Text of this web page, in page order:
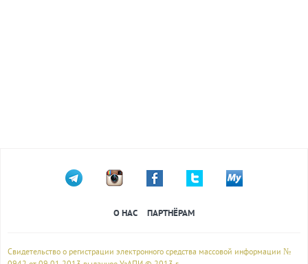
О НАС ПАРТНЁРАМ
Свидетельство о регистрации электронного средства массовой информации №